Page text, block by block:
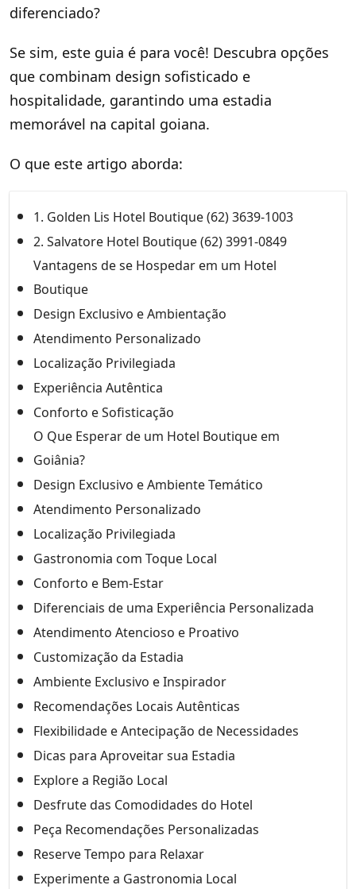
diferenciado?
Se sim, este guia é para você! Descubra opções
que combinam design sofisticado e
hospitalidade, garantindo uma estadia
memorável na capital goiana.
O que este artigo aborda:
1. Golden Lis Hotel Boutique (62) 3639-1003
2. Salvatore Hotel Boutique (62) 3991-0849
Vantagens de se Hospedar em um Hotel
Boutique
Design Exclusivo e Ambientação
Atendimento Personalizado
Localização Privilegiada
Experiência Autêntica
Conforto e Sofisticação
O Que Esperar de um Hotel Boutique em
Goiânia?
Design Exclusivo e Ambiente Temático
Atendimento Personalizado
Localização Privilegiada
Gastronomia com Toque Local
Conforto e Bem-Estar
Diferenciais de uma Experiência Personalizada
Atendimento Atencioso e Proativo
Customização da Estadia
Ambiente Exclusivo e Inspirador
Recomendações Locais Autênticas
Flexibilidade e Antecipação de Necessidades
Dicas para Aproveitar sua Estadia
Explore a Região Local
Desfrute das Comodidades do Hotel
Peça Recomendações Personalizadas
Reserve Tempo para Relaxar
Experimente a Gastronomia Local